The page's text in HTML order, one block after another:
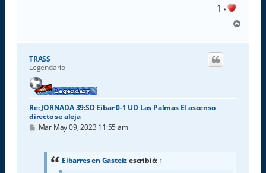
1 x
r
TRASS
Legendario
Re: JORNADA 39:SD Eibar 0-1 UD Las Palmas El ascenso
directo se aleja
M
Mar May 09, 2023 11:55 am
Eibarres en Gasteizescribió: ↑